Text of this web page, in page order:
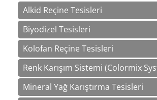
Alkid Reçine Tesisleri
Biyodizel Tesisleri
Kolofan Reçine Tesisleri
Renk Karışım Sistemi (Colormix
Mineral Yağ Karıştırma Tesisleri